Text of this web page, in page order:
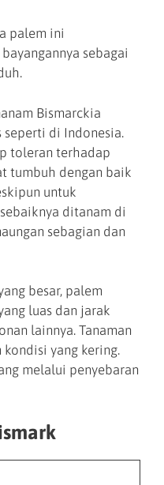
palem ini
sebagai
Bismarckia
di Indonesia.
toleran terhadap
tumbuh dengan baik
untuk
ditanam di
sebagian dan
besar, palem
luas dan jarak
lainnya. Tanaman
yang kering.
melalui penyebaran